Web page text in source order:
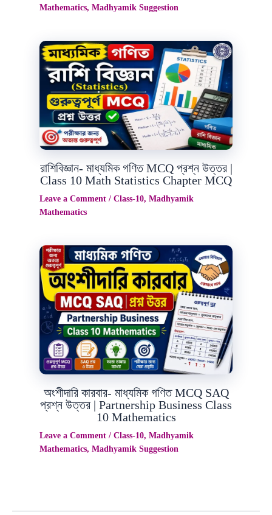
Mathematics, Madhyamik Suggestion
Jul
6
2026
রাশিবিজ্ঞান- মাধ্যমিক গণিত MCQ প্রশ্ন উত্তর |
Class 10 Math Statistics Chapter MCQ
Leave a Comment / Class-10, Madhyamik
Mathematics
Jul
3
2026
অংশীদারি কারবার- মাধ্যমিক গণিত MCQ SAQ
প্রশ্ন উত্তর | Partnership Business Class
10 Mathematics
Leave a Comment / Class-10, Madhyamik
Mathematics, Madhyamik Suggestion